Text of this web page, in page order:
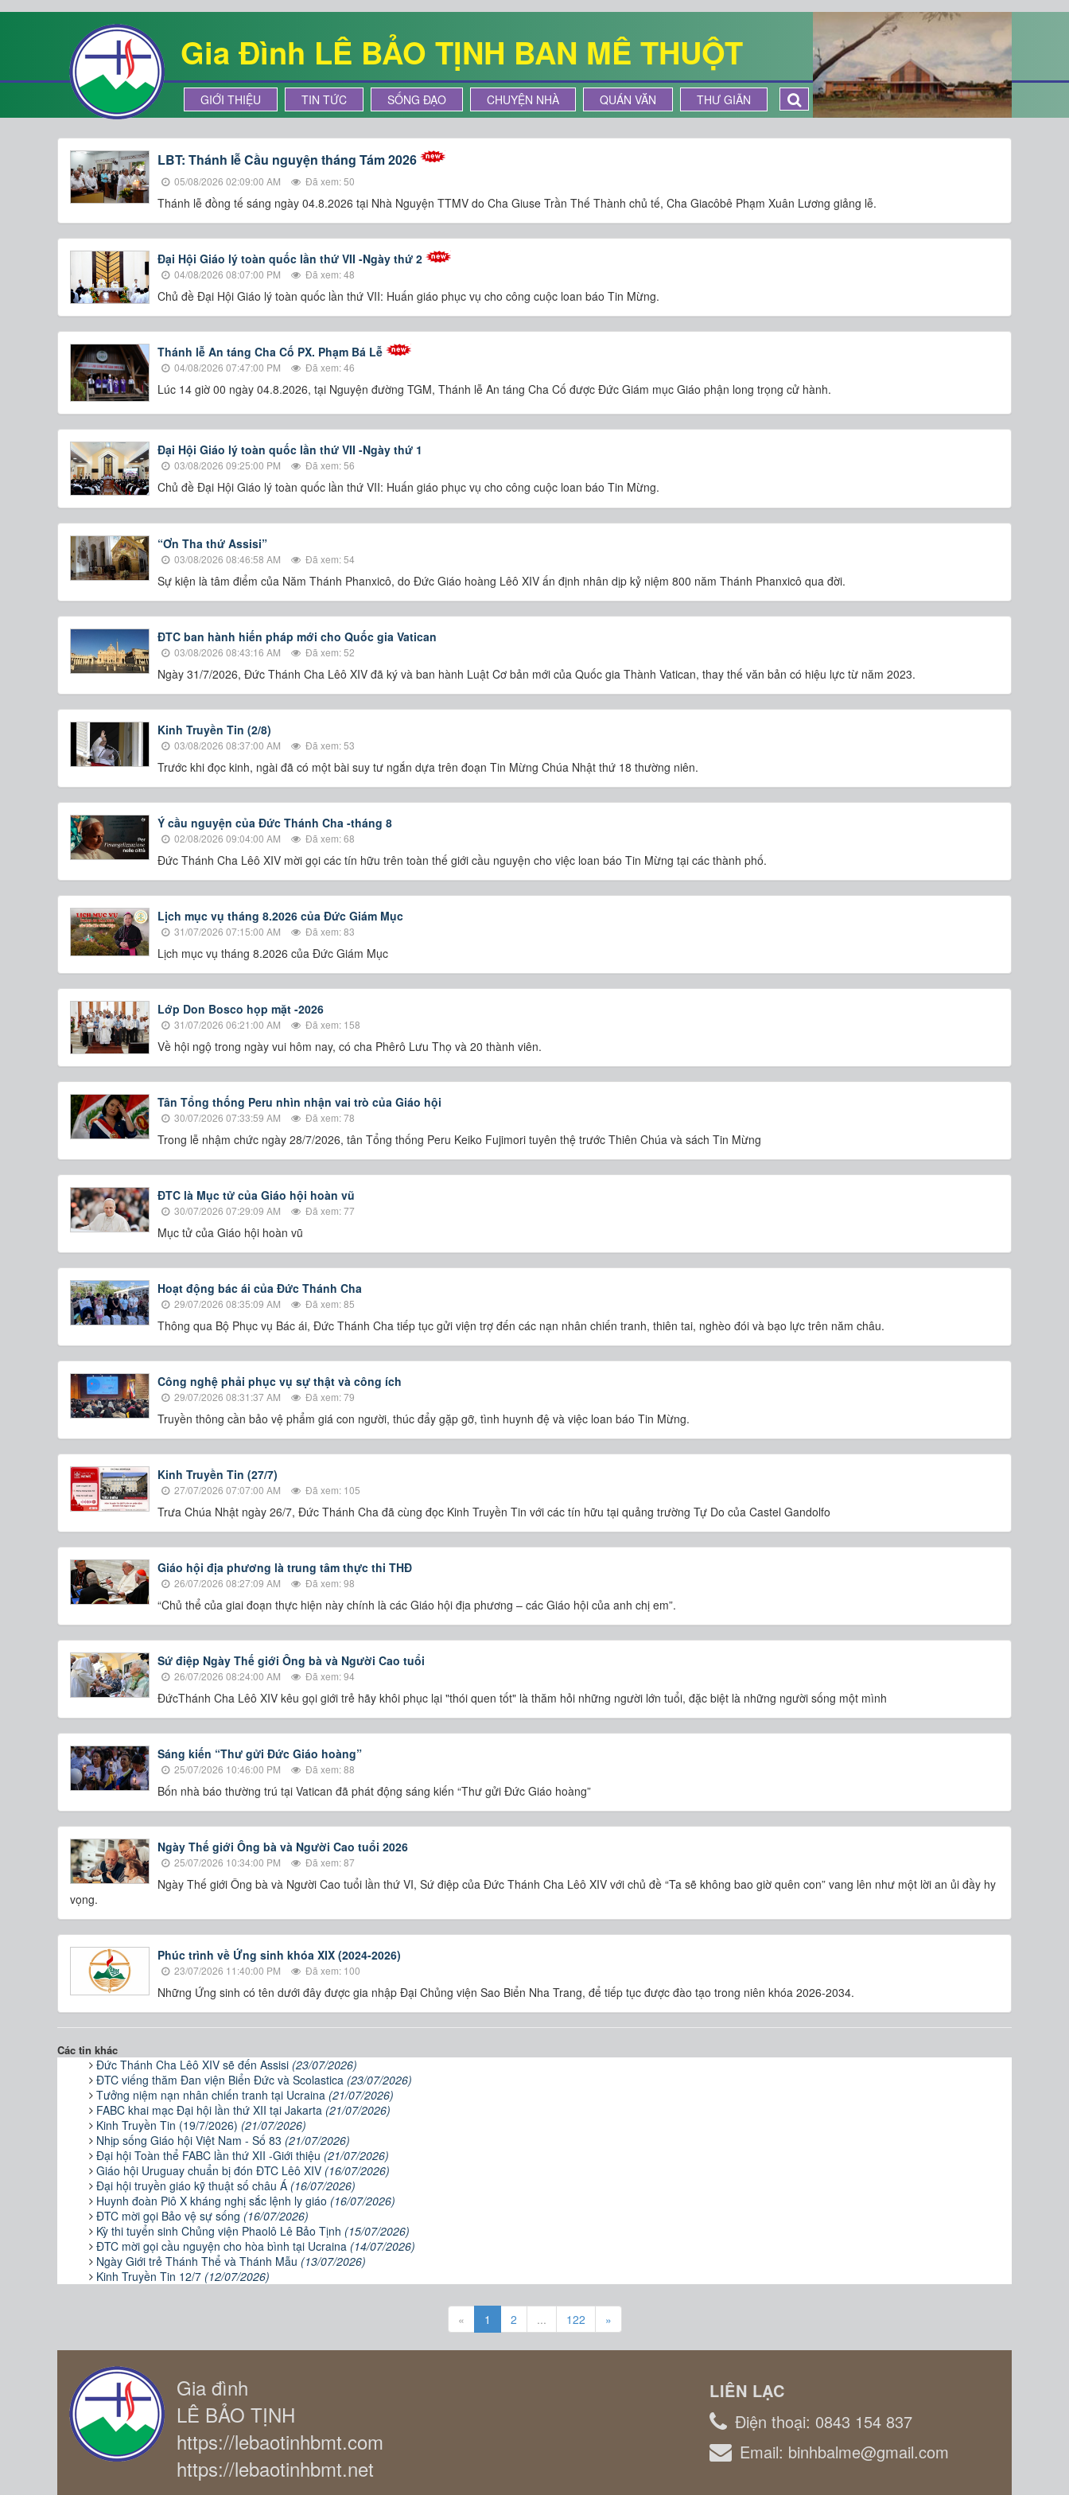
Gia Đình LÊ BẢO TỊNH BAN MÊ THUỘT
GIỚI THIỆU TIN TỨC SỐNG ĐẠO CHUYỆN NHÀ QUÁN VĂN THƯ GIÃN
LBT: Thánh lễ Cầu nguyện tháng Tám 2026
05/08/2026 02:09:00 AM Đã xem: 50
Thánh lễ đồng tế sáng ngày 04.8.2026 tại Nhà Nguyện TTMV do Cha Giuse Trần Thế Thành chủ tế, Cha Giacôbê Phạm Xuân Lương giảng lễ.
Đại Hội Giáo lý toàn quốc lần thứ VII -Ngày thứ 2
04/08/2026 08:07:00 PM Đã xem: 48
Chủ đề Đại Hội Giáo lý toàn quốc lần thứ VII: Huấn giáo phục vụ cho công cuộc loan báo Tin Mừng.
Thánh lễ An táng Cha Cố PX. Phạm Bá Lễ
04/08/2026 07:47:00 PM Đã xem: 46
Lúc 14 giờ 00 ngày 04.8.2026, tại Nguyện đường TGM, Thánh lễ An táng Cha Cố được Đức Giám mục Giáo phận long trọng cử hành.
Đại Hội Giáo lý toàn quốc lần thứ VII -Ngày thứ 1
03/08/2026 09:25:00 PM Đã xem: 56
Chủ đề Đại Hội Giáo lý toàn quốc lần thứ VII: Huấn giáo phục vụ cho công cuộc loan báo Tin Mừng.
“Ơn Tha thứ Assisi”
03/08/2026 08:46:58 AM Đã xem: 54
Sự kiện là tâm điểm của Năm Thánh Phanxicô, do Đức Giáo hoàng Lêô XIV ấn định nhân dịp kỷ niệm 800 năm Thánh Phanxicô qua đời.
ĐTC ban hành hiến pháp mới cho Quốc gia Vatican
03/08/2026 08:43:16 AM Đã xem: 52
Ngày 31/7/2026, Đức Thánh Cha Lêô XIV đã ký và ban hành Luật Cơ bản mới của Quốc gia Thành Vatican, thay thế văn bản có hiệu lực từ năm 2023.
Kinh Truyền Tin (2/8)
03/08/2026 08:37:00 AM Đã xem: 53
Trước khi đọc kinh, ngài đã có một bài suy tư ngắn dựa trên đoạn Tin Mừng Chúa Nhật thứ 18 thường niên.
Ý cầu nguyện của Đức Thánh Cha -tháng 8
02/08/2026 09:04:00 AM Đã xem: 68
Đức Thánh Cha Lêô XIV mời gọi các tín hữu trên toàn thế giới cầu nguyện cho việc loan báo Tin Mừng tại các thành phố.
Lịch mục vụ tháng 8.2026 của Đức Giám Mục
31/07/2026 07:15:00 AM Đã xem: 83
Lịch mục vụ tháng 8.2026 của Đức Giám Mục
Lớp Don Bosco họp mặt -2026
31/07/2026 06:21:00 AM Đã xem: 158
Về hội ngộ trong ngày vui hôm nay, có cha Phêrô Lưu Thọ và 20 thành viên.
Tân Tổng thống Peru nhìn nhận vai trò của Giáo hội
30/07/2026 07:33:59 AM Đã xem: 78
Trong lễ nhậm chức ngày 28/7/2026, tân Tổng thống Peru Keiko Fujimori tuyên thệ trước Thiên Chúa và sách Tin Mừng
ĐTC là Mục tử của Giáo hội hoàn vũ
30/07/2026 07:29:09 AM Đã xem: 77
Mục tử của Giáo hội hoàn vũ
Hoạt động bác ái của Đức Thánh Cha
29/07/2026 08:35:09 AM Đã xem: 85
Thông qua Bộ Phục vụ Bác ái, Đức Thánh Cha tiếp tục gửi viện trợ đến các nạn nhân chiến tranh, thiên tai, nghèo đói và bạo lực trên năm châu.
Công nghệ phải phục vụ sự thật và công ích
29/07/2026 08:31:37 AM Đã xem: 79
Truyền thông cần bảo vệ phẩm giá con người, thúc đẩy gặp gỡ, tình huynh đệ và việc loan báo Tin Mừng.
Kinh Truyền Tin (27/7)
27/07/2026 07:07:00 AM Đã xem: 105
Trưa Chúa Nhật ngày 26/7, Đức Thánh Cha đã cùng đọc Kinh Truyền Tin với các tín hữu tại quảng trường Tự Do của Castel Gandolfo
Giáo hội địa phương là trung tâm thực thi THĐ
26/07/2026 08:27:09 AM Đã xem: 98
“Chủ thể của giai đoạn thực hiện này chính là các Giáo hội địa phương – các Giáo hội của anh chị em”.
Sứ điệp Ngày Thế giới Ông bà và Người Cao tuổi
26/07/2026 08:24:00 AM Đã xem: 94
ĐứcThánh Cha Lêô XIV kêu gọi giới trẻ hãy khôi phục lại "thói quen tốt" là thăm hỏi những người lớn tuổi, đặc biệt là những người sống một mình
Sáng kiến “Thư gửi Đức Giáo hoàng”
25/07/2026 10:46:00 PM Đã xem: 88
Bốn nhà báo thường trú tại Vatican đã phát động sáng kiến “Thư gửi Đức Giáo hoàng”
Ngày Thế giới Ông bà và Người Cao tuổi 2026
25/07/2026 10:34:00 PM Đã xem: 87
Ngày Thế giới Ông bà và Người Cao tuổi lần thứ VI, Sứ điệp của Đức Thánh Cha Lêô XIV với chủ đề “Ta sẽ không bao giờ quên con” vang lên như một lời an ủi đầy hy
vọng.
Phúc trình về Ứng sinh khóa XIX (2024-2026)
23/07/2026 11:40:00 PM Đã xem: 100
Những Ứng sinh có tên dưới đây được gia nhập Đại Chủng viện Sao Biển Nha Trang, để tiếp tục được đào tạo trong niên khóa 2026-2034.
Các tin khác
Đức Thánh Cha Lêô XIV sẽ đến Assisi (23/07/2026)
ĐTC viếng thăm Đan viện Biển Đức và Scolastica (23/07/2026)
Tưởng niệm nạn nhân chiến tranh tại Ucraina (21/07/2026)
FABC khai mạc Đại hội lần thứ XII tại Jakarta (21/07/2026)
Kinh Truyền Tin (19/7/2026) (21/07/2026)
Nhịp sống Giáo hội Việt Nam - Số 83 (21/07/2026)
Đại hội Toàn thể FABC lần thứ XII -Giới thiệu (21/07/2026)
Giáo hội Uruguay chuẩn bị đón ĐTC Lêô XIV (16/07/2026)
Đại hội truyền giáo kỹ thuật số châu Á (16/07/2026)
Huynh đoàn Piô X kháng nghị sắc lệnh ly giáo (16/07/2026)
ĐTC mời gọi Bảo vệ sự sống (16/07/2026)
Kỳ thi tuyển sinh Chủng viện Phaolô Lê Bảo Tịnh (15/07/2026)
ĐTC mời gọi cầu nguyện cho hòa bình tại Ucraina (14/07/2026)
Ngày Giới trẻ Thánh Thể và Thánh Mẫu (13/07/2026)
Kinh Truyền Tin 12/7 (12/07/2026)
« 1 2 ... 122 »
Gia đình
LÊ BẢO TỊNH
https://lebaotinhbmt.com
https://lebaotinhbmt.net
LIÊN LẠC
Điện thoại: 0843 154 837
Email: binhbalme@gmail.com